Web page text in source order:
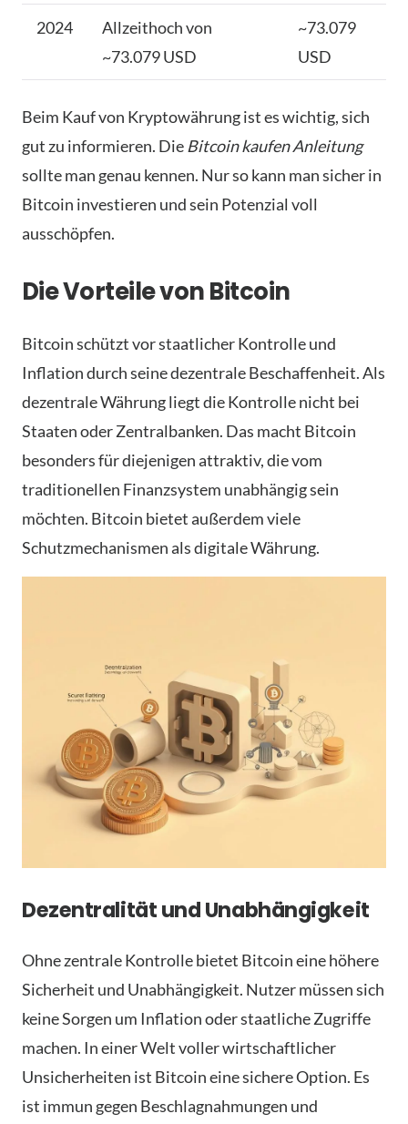
2024
Allzeithoch von
~73.079 USD
~73.079
USD
Beim Kauf von Kryptowährung ist es wichtig, sich
gut zu informieren. Die Bitcoin kaufen Anleitung
sollte man genau kennen. Nur so kann man sicher in
Bitcoin investieren und sein Potenzial voll
ausschöpfen.
Die Vorteile von Bitcoin
Bitcoin schützt vor staatlicher Kontrolle und
Inflation durch seine dezentrale Beschaffenheit. Als
dezentrale Währung liegt die Kontrolle nicht bei
Staaten oder Zentralbanken. Das macht Bitcoin
besonders für diejenigen attraktiv, die vom
traditionellen Finanzsystem unabhängig sein
möchten. Bitcoin bietet außerdem viele
Schutzmechanismen als digitale Währung.
Dezentralität und Unabhängigkeit
Ohne zentrale Kontrolle bietet Bitcoin eine höhere
Sicherheit und Unabhängigkeit. Nutzer müssen sich
keine Sorgen um Inflation oder staatliche Zugriffe
machen. In einer Welt voller wirtschaftlicher
Unsicherheiten ist Bitcoin eine sichere Option. Es
ist immun gegen Beschlagnahmungen und